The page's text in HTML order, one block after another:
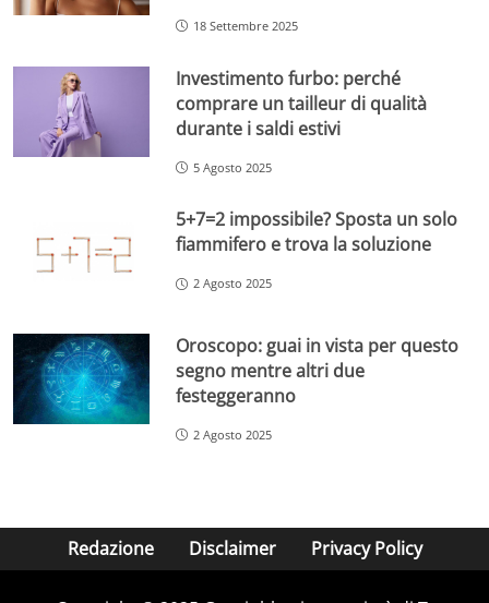
18 Settembre 2025
Investimento furbo: perché
comprare un tailleur di qualità
durante i saldi estivi
5 Agosto 2025
5+7=2 impossibile? Sposta un solo
fiammifero e trova la soluzione
2 Agosto 2025
Oroscopo: guai in vista per questo
segno mentre altri due
festeggeranno
2 Agosto 2025
Redazione Disclaimer Privacy Policy